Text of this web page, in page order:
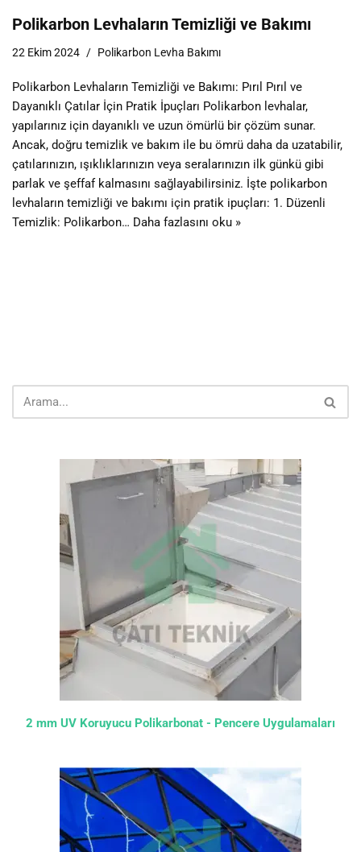
Polikarbon Levhaların Temizliği ve Bakımı
22 Ekim 2024 Polikarbon Levha Bakımı
Polikarbon Levhaların Temizliği ve Bakımı: Pırıl Pırıl ve
Dayanıklı Çatılar İçin Pratik İpuçları Polikarbon levhalar,
yapılarınız için dayanıklı ve uzun ömürlü bir çözüm sunar.
Ancak, doğru temizlik ve bakım ile bu ömrü daha da uzatabilir,
çatılarınızın, ışıklıklarınızın veya seralarınızın ilk günkü gibi
parlak ve şeffaf kalmasını sağlayabilirsiniz. İşte polikarbon
levhaların temizliği ve bakımı için pratik ipuçları: 1. Düzenli
Temizlik: Polikarbon… Daha fazlasını oku »
2 mm UV Koruyucu Polikarbonat - Pencere Uygulamaları